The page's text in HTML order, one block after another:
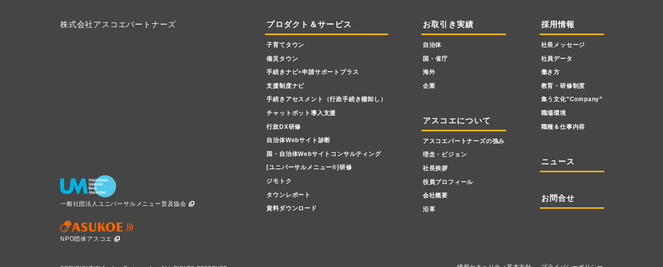
株式会社アスコエパートナーズ プロダクト＆サービス
子育てタウン
備災タウン
手続きナビ+申請サポートプラス
支援制度ナビ
手続きアセスメント（行政手続き棚卸し）
チャットボット導入支援
行政DX研修
自治体Webサイト診断
国・自治体Webサイトコンサルティング
[ユニバーサルメニュー®]研修
ジモトク
タウンレポート
資料ダウンロード
お取引き実績
自治体
国・省庁
海外
企業
アスコエについて
アスコエパートナーズの強み
理念・ビジョン
社長挨拶
役員プロフィール
会社概要
沿革
採用情報
社長メッセージ
社員データ
働き方
教育・研修制度
集う文化”Company”
職場環境
職種＆仕事内容
ニュース
お問合せ
一般社団法人ユニバーサルメニュー普及協会
NPO団体アスコエ